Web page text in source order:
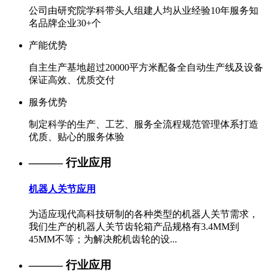
公司由研究院学科带头人组建 人均从业经验10年服务知
名品牌企业30+个
产能优势
自主生产基地超过20000平方米配备全自动生产线及设备
保证高效、优质交付
服务优势
制定科学的生产、工艺、服务全流程规范管理体系打造
优质、贴心的服务体验
——— 行业应用
机器人关节应用
为适应现代高科技研制的各种类型的机器人关节需求，
我们生产的机器人关节齿轮箱产品规格有3.4MM到
45MM不等；为解决舵机齿轮的设...
——— 行业应用